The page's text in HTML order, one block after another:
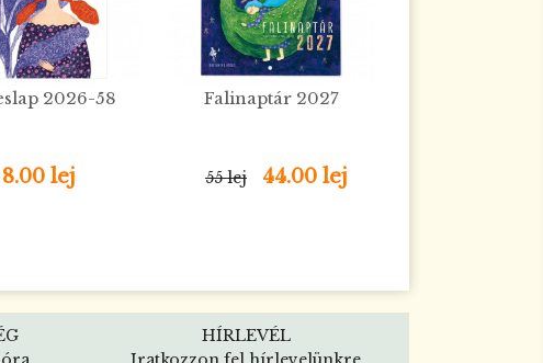
2026-58
8.00 lej
Falinaptár 2027
55 lej 44.00 lej
HÍRLEVÉL